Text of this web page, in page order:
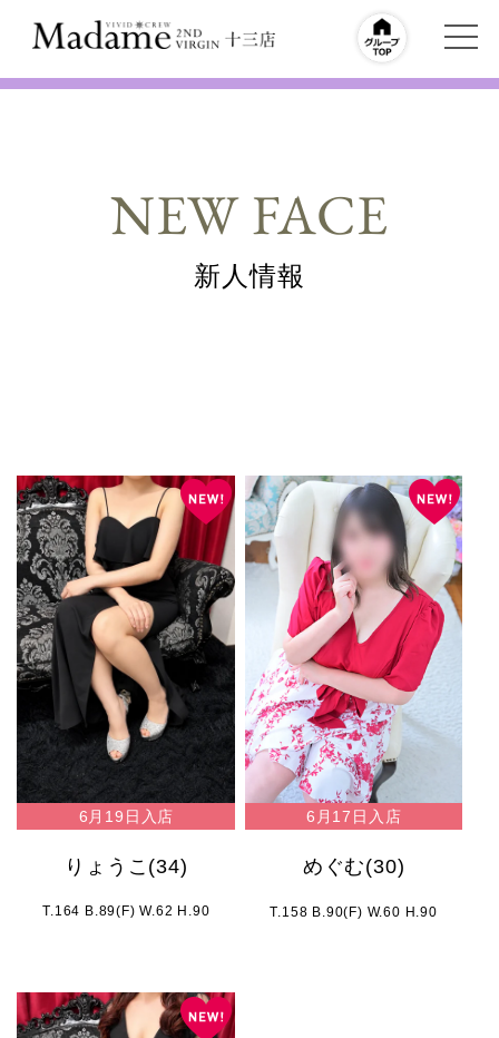
NEW FACE
新人情報
6月19日入店
りょうこ (34)
T.164 B.89(F) W.62 H.90
6月17日入店
めぐむ(30)
T.158 B.90(F) W.60 H.90